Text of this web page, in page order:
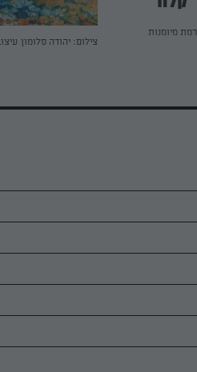
רמת מיומנות
צילום: יהודה סלומון